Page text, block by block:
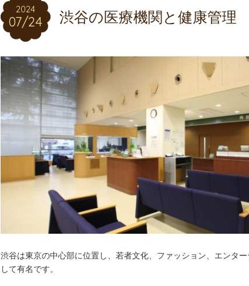
2024
07/24
2024
07/24 渋谷の医療機関と健康管理
渋谷は東京の中心部に位置し、若者文化、ファッション、エンタ
して有名です。